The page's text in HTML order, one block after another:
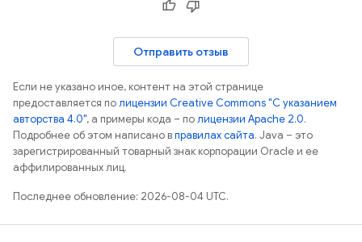
Отправить отзыв
Если не указано иное, контент на этой странице
предоставляется полицензии Creative Commons "С указанием
авторства 4.0", а примеры кода – полицензии Apache 2.0.
Подробнее об этом написано вправилах сайта. Java – это
зарегистрированный товарный знак корпорации Oracle и ее
аффилированных лиц.
Последнее обновление: 2026-08-04 UTC.